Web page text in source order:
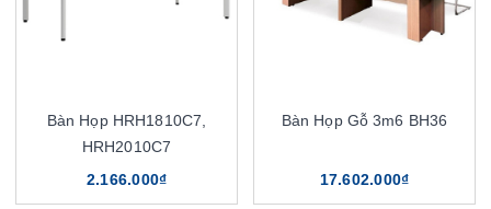
Bàn Họp HRH1810C7,
HRH2010C7
2.166.000₫
Bàn Họp Gỗ 3m6 BH36
17.602.000₫